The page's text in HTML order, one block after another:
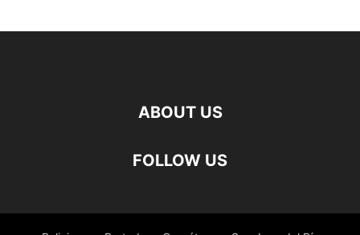
ABOUT US
FOLLOW US